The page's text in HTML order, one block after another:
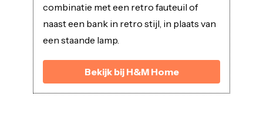
combinatie met een retro fauteuil of
naast een bank in retro stijl, in plaats van
een staande lamp.
Bekijk bij H&M Home